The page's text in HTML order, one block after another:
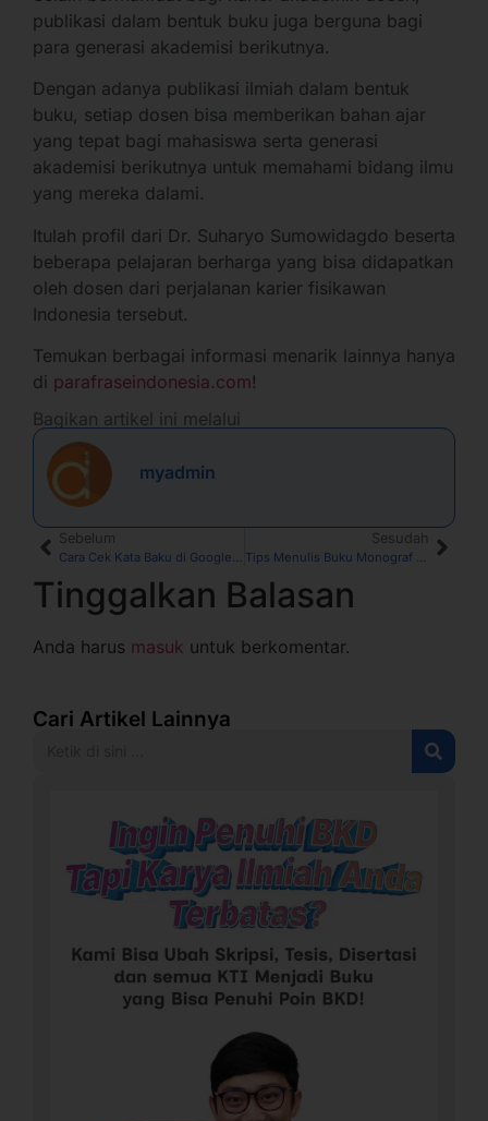
publikasi dalam bentuk buku juga berguna bagi
para generasi akademisi berikutnya.
Dengan adanya publikasi ilmiah dalam bentuk
buku, setiap dosen bisa memberikan bahan ajar
yang tepat bagi mahasiswa serta generasi
akademisi berikutnya untuk memahami bidang ilmu
yang mereka dalami.
Itulah profil dari Dr. Suharyo Sumowidagdo beserta
beberapa pelajaran berharga yang bisa didapatkan
oleh dosen dari perjalanan karier fisikawan
Indonesia tersebut.
Temukan berbagai informasi menarik lainnya hanya
di parafraseindonesia.com!
Bagikan artikel ini melalui
myadmin
Sebelum
Cara Cek Kata Baku di Google Docs dan Rekomendasi Web Lainnya
Sesudah
Tips Menulis Buku Monograf Ala Prof. Rhenald Kasali
Tinggalkan Balasan
Anda harus masuk untuk berkomentar.
Cari Artikel Lainnya